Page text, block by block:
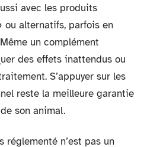
avec les produits
ou alternatifs, parfois en
un complément
des effets inattendus ou
S’appuyer sur les
reste la meilleure garantie
son animal.
réglementé n’est pas un